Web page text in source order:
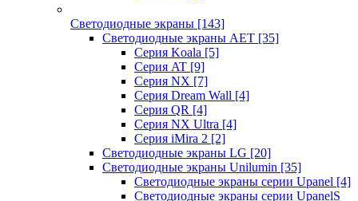
Светодиодные экраны [143]
Светодиодные экраны AET [35]
Cерия Koala [5]
Серия AT [9]
Серия NX [7]
Серия Dream Wall [4]
Серия QR [4]
Серия NX Ultra [4]
Серия iMira 2 [2]
Светодиодные экраны LG [20]
Светодиодные экраны Unilumin [35]
Светодиодные экраны серии Upanel [4]
Светодиодные экраны серии UpanelS